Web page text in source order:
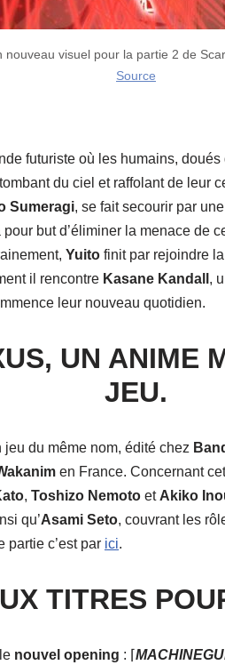
nouveau visuel pour la partie 2 de
Source
futuriste où les humains,
du ciel et raffolant de leur
Sumeragi, se fait secourir par
but d’éliminer la menace de
Yuito finit par rejoindre la
il rencontre Kasane Kandall ,
leur nouveau quotidien.
UN ANIME
JEU.
jeu du même nom, édité chez
en France. Concernant
, Toshizo Nemoto et Akiko
qu’Asami Seto, couvrant les
partie c’est par ici.
TITRES
nouvel opening : ⌈